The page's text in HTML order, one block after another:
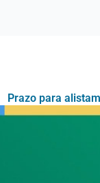
Prazo para